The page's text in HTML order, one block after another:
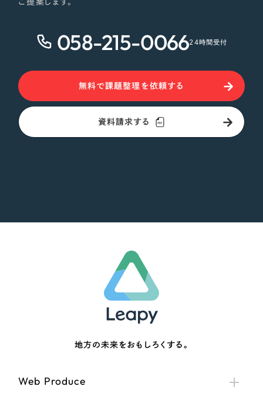
イエロー・黄色
グリーン・緑色
さらに条件を追加する
ご提案します。
058-215-006624時間受付
無料で課題整理を依頼する
資料請求する
地方の未来をおもしろくする。
Web Produce